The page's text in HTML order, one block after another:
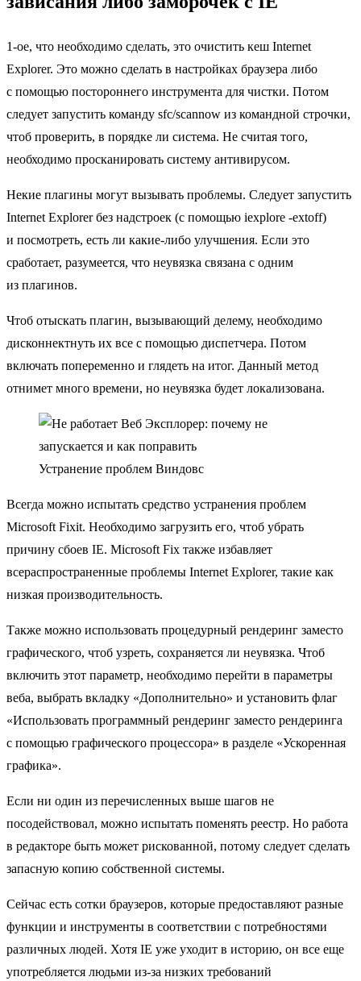
1-ое, что необходимо сделать, это очистить кеш Internet
Explorer. Это можно сделать в настройках браузера либо
с помощью постороннего инструмента для чистки. Потом
следует запустить команду sfc/scannow из командной строчки,
чтоб проверить, в порядке ли система. Не считая того,
необходимо просканировать систему антивирусом.
Некие плагины могут вызывать проблемы. Следует запустить
Internet Explorer без надстроек (с помощью iexplore -extoff)
и посмотреть, есть ли какие-либо улучшения. Если это
сработает, разумеется, что неувязка связана с одним
из плагинов.
Чтоб отыскать плагин, вызывающий делему, необходимо
дисконнектнуть их все с помощью диспетчера. Потом
включать попеременно и глядеть на итог. Данный метод
отнимет много времени, но неувязка будет локализована.
Устранение проблем Виндовс
Всегда можно испытать средство устранения проблем
Microsoft Fixit. Необходимо загрузить его, чтоб убрать
причину сбоев IE. Microsoft Fix также избавляет
всераспространенные проблемы Internet Explorer, такие как
низкая производительность.
Также можно использовать процедурный рендеринг заместо
графического, чтоб узреть, сохраняется ли неувязка. Чтоб
включить этот параметр, необходимо перейти в параметры
веба, выбрать вкладку «Дополнительно» и установить флаг
«Использовать программный рендеринг заместо рендеринга
с помощью графического процессора» в разделе «Ускоренная
графика».
Если ни один из перечисленных выше шагов не
посодействовал, можно испытать поменять реестр. Но работа
в редакторе быть может рискованной, потому следует сделать
запасную копию собственной системы.
Сейчас есть сотки браузеров, которые предоставляют разные
функции и инструменты в соответствии с потребностями
различных людей. Хотя IE уже уходит в историю, он все еще
употребляется людьми из-за низких требований